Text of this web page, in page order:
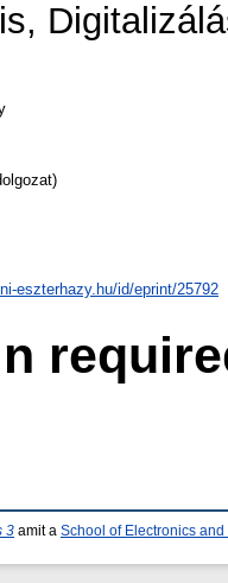
eszterhazy.hu/id/eprint/25792
3 amit a School of Electronics